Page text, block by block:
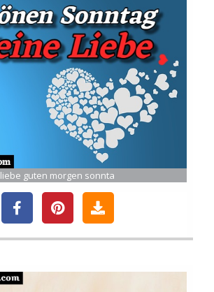
liebe guten morgen sonnta